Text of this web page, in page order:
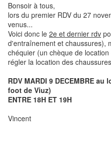
Bonsoir à tous,
lors du premier RDV du 27
venus...
Voici donc le 2e et dernier rdv
d'entraînement et chaussures),
chéquier (un chèque de
régler la location des
RDV MARDI 9 DECEMBRE au
foot de Viuz)
ENTRE 18H ET 19H
Vincent